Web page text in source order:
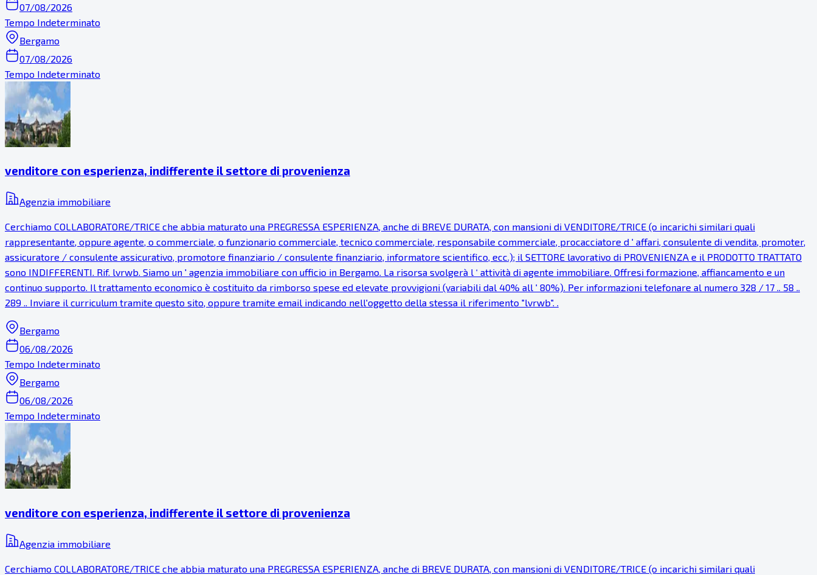
07/08/2026
Tempo Indeterminato
Bergamo
07/08/2026
Tempo Indeterminato
venditore con esperienza, indifferente il settore di provenienza
Agenzia immobiliare
Cerchiamo COLLABORATORE/TRICE che abbia maturato una PREGRESSA ESPERIENZA, anche di BREVE DURATA, con mansioni di VENDITORE/TRICE (o incarichi similari quali
rappresentante, oppure agente, o commerciale, o funzionario commerciale, tecnico commerciale, responsabile commerciale, procacciatore d ' affari, consulente di vendita, promoter,
assicuratore / consulente assicurativo, promotore finanziario / consulente finanziario, informatore scientifico, ecc.); il SETTORE lavorativo di PROVENIENZA e il PRODOTTO TRATTATO
sono INDIFFERENTI. Rif. lvrwb. Siamo un ' agenzia immobiliare con ufficio in Bergamo. La risorsa svolgerà l ‘ attività di agente immobiliare. Offresi formazione, affiancamento e un
continuo supporto. Il trattamento economico è costituito da rimborso spese ed elevate provvigioni (variabili dal 40% all ' 80%). Per informazioni telefonare al numero 328 / 17 .. 58 ..
289 .. Inviare il curriculum tramite questo sito, oppure tramite email indicando nell'oggetto della stessa il riferimento "lvrwb". .
Bergamo
06/08/2026
Tempo Indeterminato
Bergamo
06/08/2026
Tempo Indeterminato
venditore con esperienza, indifferente il settore di provenienza
Agenzia immobiliare
Cerchiamo COLLABORATORE/TRICE che abbia maturato una PREGRESSA ESPERIENZA, anche di BREVE DURATA, con mansioni di VENDITORE/TRICE (o incarichi similari quali